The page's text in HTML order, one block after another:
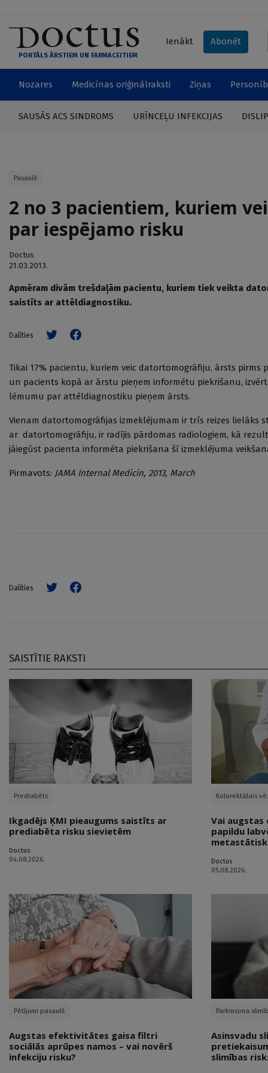
PORTĀLS ĀRSTIEM UN FARMACEITIEM
Ienākt Abonēt
Nozares Medicīnas oriģinālraksti Ziņas
SAUSĀS ACS SINDROMS URĪNCEĻU INFEKCIJAS
Pasaulē
2 no 3 pacientiem, kuriem
par iespējamo risku
Doctus
21.03.2013.
Apmēram divām trešdaļām pacientu, kuriem tiek veikta
saistīts ar attēldiagnostiku.
Dalīties
Tikai 17% pacientu, kuriem veic datortomogrāfiju, ārsts
un pacients kopā ar ārstu pieņem informētu piekrišanu,
lēmumu par attēldiagnostiku pieņem ārsts.
Vienam datortomogrāfijas izmeklējumam ir trīs reizes lielāks
ar datortomogrāfiju, ir radījis pārdomas radiologiem, kā
jāiegūst pacienta informēta piekrišana šī izmeklējuma
Pirmavots: JAMA Internal Medicin, 2013, March
Dalīties
SAISTĪTIE RAKSTI
Prediabēts
Ikgadējs ĶMI pieaugums saistīts ar
prediabēta risku sievietēm
Doctus
04.08.2026.
Kolorektālais
Vai augstas
papildu
Doctus
05.08.2026.
Pētījumi pasaulē
Augstas efektivitātes gaisa filtri
sociālās aprūpes namos – vai novērš
infekciju risku?
Parkinsona
Asinsvadu
slimības